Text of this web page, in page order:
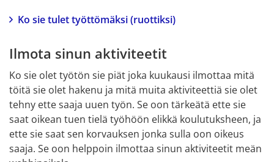
Ko sie tulet työttömäksi (ruottiksi)
Ilmota sinun aktiviteetit
Ko sie olet työtön sie piät joka kuukausi ilmottaa mitä
töitä sie olet hakenu ja mitä muita aktiviteettiä sie olet
tehny ette saaja uuen työn. Se oon tärkeätä ette sie
saat oikean tuen tielä työhöön elikkä koulutuksheen, ja
ette sie saat sen korvauksen jonka sulla oon oikeus
saaja. Se oon helppoin ilmottaa sinun aktiviteetit meän